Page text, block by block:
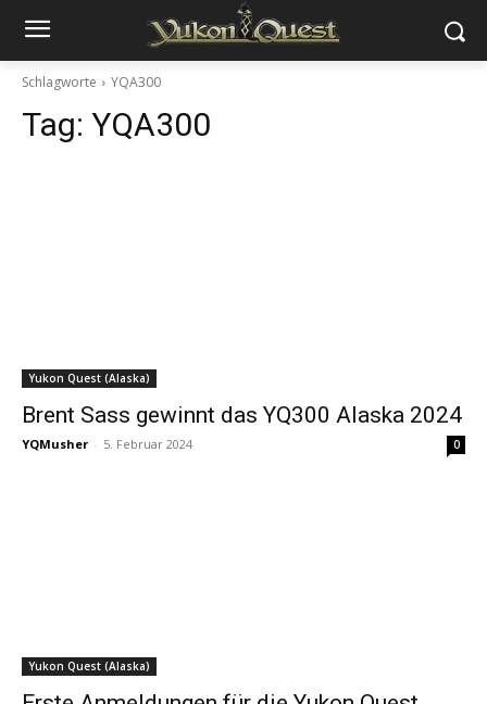
Schlagworte YQA300
Tag: YQA300
Yukon Quest (Alaska)
Brent Sass gewinnt das YQ300 Alaska 2024
YQMusher - 5. Februar 2024 0
Yukon Quest (Alaska)